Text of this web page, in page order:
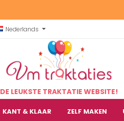
Nederlands
DE LEUKSTE TRAKTATIE WEBSITE!
KANT & KLAAR ZELF MAKEN